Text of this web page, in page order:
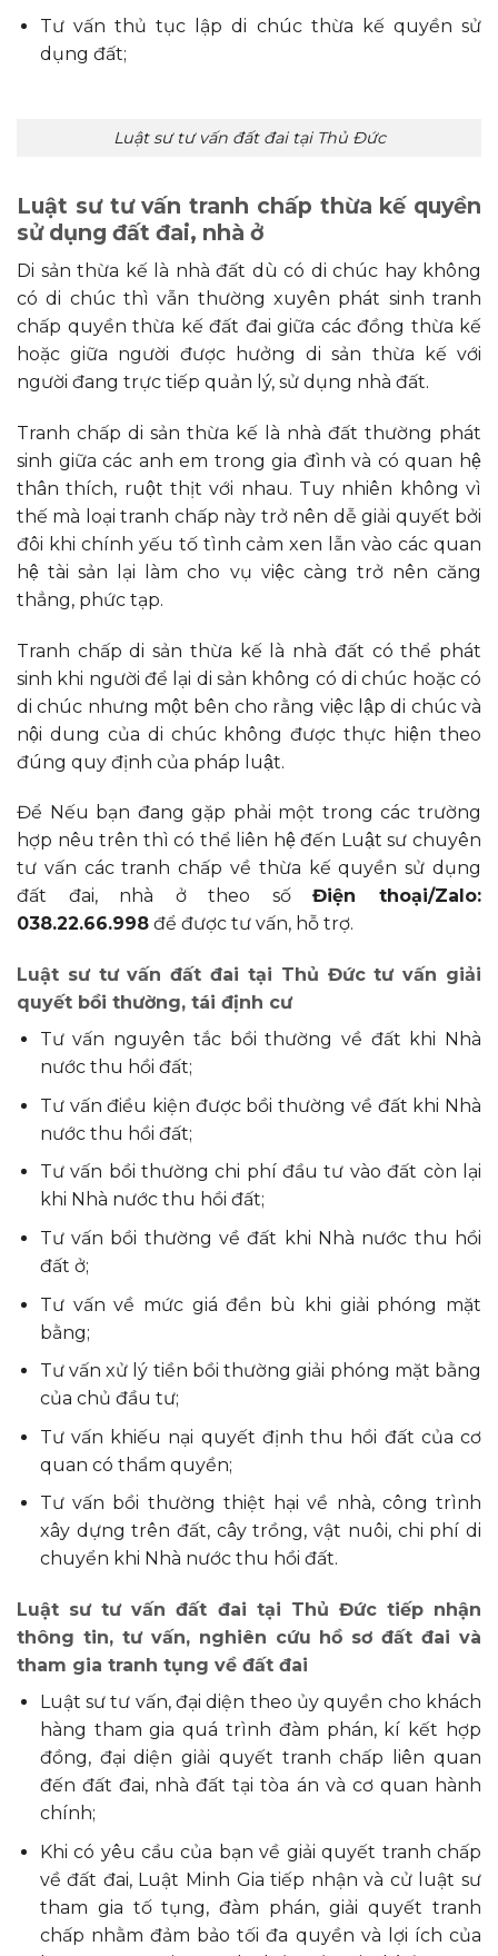
Tư vấn thủ tục lập di chúc thừa kế quyền sử
dụng đất;
Luật sư tư vấn đất đai tại Thủ Đức
Luật sư tư vấn tranh chấp thừa kế quyền
sử dụng đất đai, nhà ở
Di sản thừa kế là nhà đất dù có di chúc hay không
có di chúc thì vẫn thường xuyên phát sinh tranh
chấp quyền thừa kế đất đai giữa các đồng thừa kế
hoặc giữa người được hưởng di sản thừa kế với
người đang trực tiếp quản lý, sử dụng nhà đất.
Tranh chấp di sản thừa kế là nhà đất thường phát
sinh giữa các anh em trong gia đình và có quan hệ
thân thích, ruột thịt với nhau. Tuy nhiên không vì
thế mà loại tranh chấp này trở nên dễ giải quyết bởi
đôi khi chính yếu tố tình cảm xen lẫn vào các quan
hệ tài sản lại làm cho vụ việc càng trở nên căng
thẳng, phức tạp.
Tranh chấp di sản thừa kế là nhà đất có thể phát
sinh khi người để lại di sản không có di chúc hoặc có
di chúc nhưng một bên cho rằng việc lập di chúc và
nội dung của di chúc không được thực hiện theo
đúng quy định của pháp luật.
Để Nếu bạn đang gặp phải một trong các trường
hợp nêu trên thì có thể liên hệ đến Luật sư chuyên
tư vấn các tranh chấp về thừa kế quyền sử dụng
đất đai, nhà ở theo sốĐiện thoại/Zalo:
038.22.66.998 để được tư vấn, hỗ trợ.
Luật sư tư vấn đất đai tại Thủ Đức tư vấn giải
quyết bồi thường, tái định cư
Tư vấn nguyên tắc bồi thường về đất khi Nhà
nước thu hồi đất;
Tư vấn điều kiện được bồi thường về đất khi Nhà
nước thu hồi đất;
Tư vấn bồi thường chi phí đầu tư vào đất còn lại
khi Nhà nước thu hồi đất;
Tư vấn bồi thường về đất khi Nhà nước thu hồi
đất ở;
Tư vấn về mức giá đền bù khi giải phóng mặt
bằng;
Tư vấn xử lý tiền bồi thường giải phóng mặt bằng
của chủ đầu tư;
Tư vấn khiếu nại quyết định thu hồi đất của cơ
quan có thẩm quyền;
Tư vấn bồi thường thiệt hại về nhà, công trình
xây dựng trên đất, cây trồng, vật nuôi, chi phí di
chuyển khi Nhà nước thu hồi đất.
Luật sư tư vấn đất đai tại Thủ Đức tiếp nhận
thông tin, tư vấn, nghiên cứu hồ sơ đất đai và
tham gia tranh tụng về đất đai
Luật sư tư vấn, đại diện theo ủy quyền cho khách
hàng tham gia quá trình đàm phán, kí kết hợp
đồng, đại diện giải quyết tranh chấp liên quan
đến đất đai, nhà đất tại tòa án và cơ quan hành
chính;
Khi có yêu cầu của bạn về giải quyết tranh chấp
về đất đai, Luật Minh Gia tiếp nhận và cử luật sư
tham gia tố tụng, đàm phán, giải quyết tranh
chấp nhằm đảm bảo tối đa quyền và lợi ích của